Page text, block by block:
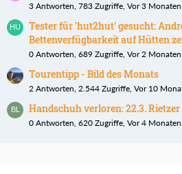
3 Antworten, 783 Zugriffe, Vor 3 Monaten
Tester für 'hut2hut' gesucht:
Bettenverfügbarkeit auf Hütten
0 Antworten, 689 Zugriffe, Vor 2 Monaten
Tourentipp - Bild des Monats
2 Antworten, 2.544 Zugriffe, Vor 10
Handschuh verloren: 22.3.
0 Antworten, 620 Zugriffe, Vor 4 Monaten